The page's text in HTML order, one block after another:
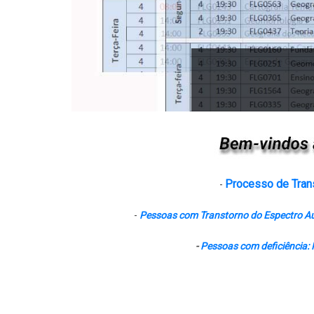
- Processo de
- Pessoas com Transtorno do Espectro
-Pessoas com deficiência: